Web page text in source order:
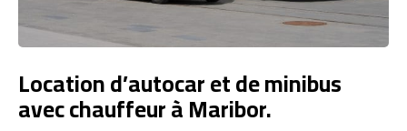
Location d’autocar et de minibus
avec chauffeur à Maribor.